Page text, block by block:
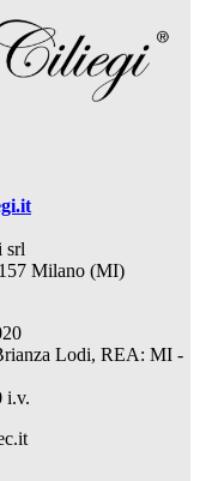
srl
Milano (MI)
Lodi, REA: MI -
i.v.